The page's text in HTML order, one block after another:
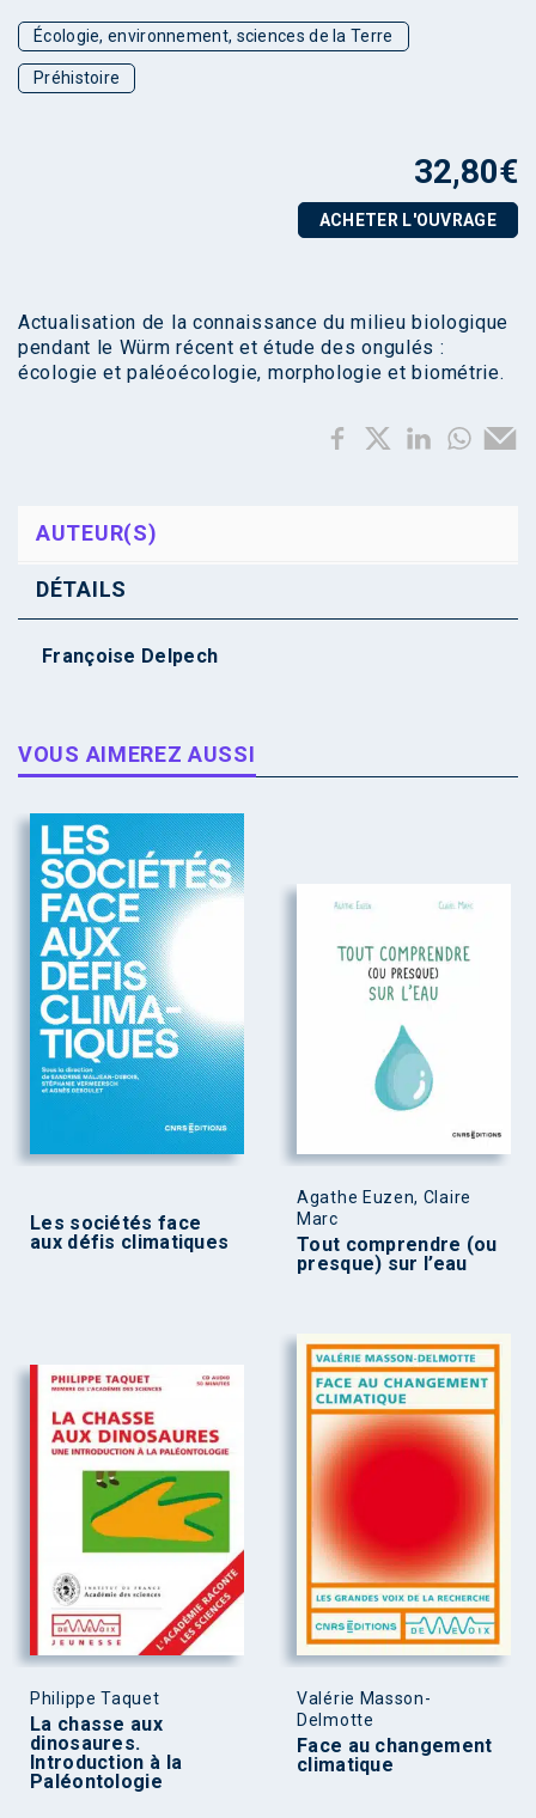
Écologie, environnement, sciences de la Terre
Préhistoire
32,80€
ACHETER L'OUVRAGE
Actualisation de la connaissance du milieu biologique
pendant le Würm récent et étude des ongulés :
écologie et paléoécologie, morphologie et biométrie.
AUTEUR(S)
DÉTAILS
Françoise Delpech
VOUS AIMEREZ AUSSI
Les sociétés face
aux défis climatiques
Agathe Euzen, Claire
Marc
Tout comprendre (ou
presque) sur l’eau
Philippe Taquet
La chasse aux
dinosaures.
Introduction à la
Paléontologie
Valérie Masson-
Delmotte
Face au changement
climatique